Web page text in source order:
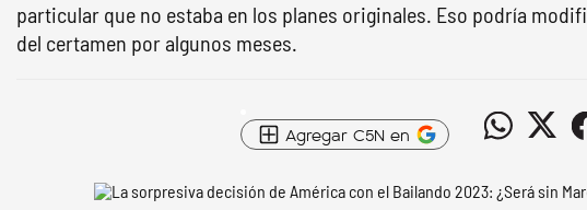
particular que no estaba en los planes originales. Eso podría
del certamen por algunos meses.
Agregar C5N en